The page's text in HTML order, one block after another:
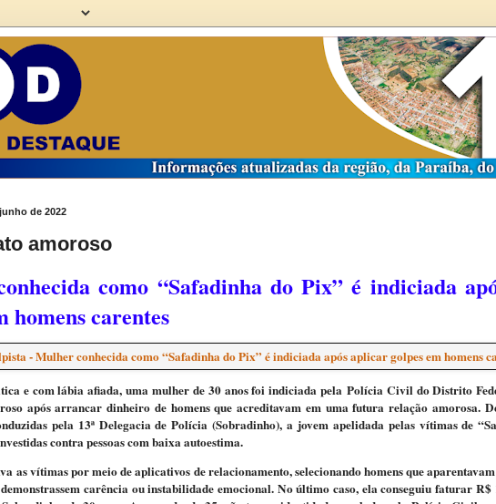
de 2022
amoroso
como “Safadinha do Pix” é indiciada
homens carentes
e com lábia afiada, uma mulher de 30 anos foi indiciada pela Polícia Civil do Distrito
após arrancar dinheiro de homens que acreditavam em uma futura relação amorosa.
pela 13ª Delegacia de Polícia (Sobradinho), a jovem apelidada pelas vítimas de
contra pessoas com baixa autoestima.
as vítimas por meio de aplicativos de relacionamento, selecionando homens que
carência ou instabilidade emocional. No último caso, ela conseguiu faturar